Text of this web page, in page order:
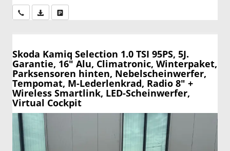
Wir rufen Sie anPDF-Datei, Fahrzeugexposé drucken
Skoda Kamiq Selection 1.0 TSI 95PS, 5J.
Garantie, 16" Alu, Climatronic, Winterpaket,
Parksensoren hinten, Nebelscheinwerfer,
Tempomat, M-Lederlenkrad, Radio 8" +
Wireless Smartlink, LED-Scheinwerfer,
Virtual Cockpit